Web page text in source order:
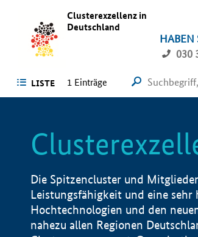
Clusterexzellenz in
Deutschland
HABEN
030
LISTE 1 Einträge
Die Spitzencluster und
Leistungsfähigkeit und eine
Hochtechnologien und den
nahezu allen Regionen